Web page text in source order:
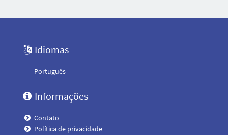
Idiomas
Português
Informações
Contato
Política de privacidade